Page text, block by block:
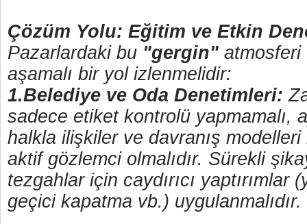
Çözüm Yolu: Eğitim ve Etkin
Pazarlardaki bu "gergin" atmosferi
aşamalı bir yol izlenmelidir:
1.Belediye ve Oda Denetimleri:
sadece etiket kontrolü yapmamalı,
halkla ilişkiler ve davranış
aktif gözlemci olmalıdır. Sürekli
tezgahlar için caydırıcı yaptırımlar
geçici kapatma vb.) uygulanmalıdır.